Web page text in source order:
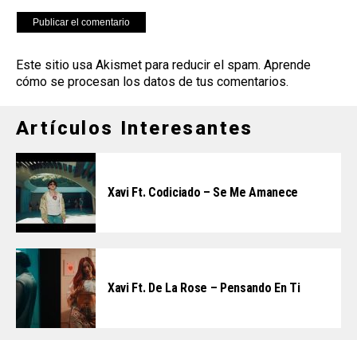
Este sitio usa Akismet para reducir el spam. Aprende
cómo se procesan los datos de tus comentarios.
Artículos Interesantes
Xavi Ft. Codiciado – Se Me Amanece
Xavi Ft. De La Rose – Pensando En Ti